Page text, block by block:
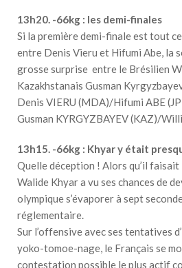
13h20. -66kg : les demi-finales
Si la première demi-finale est tout
entre Denis Vieru et Hifumi Abe, la
grosse surprise entre le Brésilien
Kazakhstanais Gusman
Denis VIERU (MDA)/Hifumi ABE
Gusman KYRGYZBAYEV (KAZ)/
13h15. -66kg : Khyar y était
Quelle déception ! Alors qu’il
Walide Khyar a vu ses chances de
olympique s’évaporer à sept
réglementaire.
Sur l’offensive avec ses tentatives
yoko-tomoe-nage, le Français se
contestation possible le plus actif